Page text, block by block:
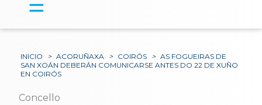
☰
INICIO > ACORUÑAXA > COIRÓS > AS FOGUEIRAS DE
SAN XOÁN DEBERÁN COMUNICARSE ANTES DO 22 DE XUÑO
EN COIRÓS
Concello